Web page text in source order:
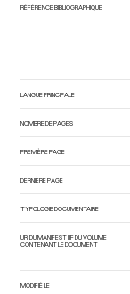
RÉFÉRENCE BIBLIOGRAPHIQUE
LANGUE PRINCIPALE
NOMBRE DE PAGES
PREMIÈRE PAGE
DERNIÈRE PAGE
TYPOLOGIE DOCUMENTAIRE
URI DU MANIFEST IIIF DU VOLUME
CONTENANT LE DOCUMENT
MODIFIÉ LE